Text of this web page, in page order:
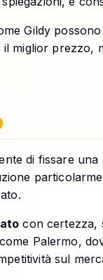
Gildy
miglior prezzo,
di fissare
con certezza,
Palermo,
sul